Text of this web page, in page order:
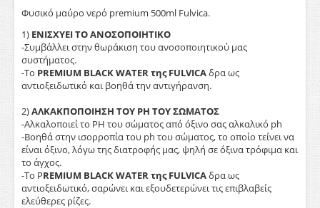
Φυσικό μαύρο νερό premium 500ml Fulvica.
1) ΕΝΙΣΧΥΕΙ ΤΟ ΑΝΟΣΟΠΟΙΗΤΙΚΟ
-Συμβάλλει στην θωράκιση του ανοσοποιητικού μας
συστήματος.
-Το PREMIUM BLACK WATER της FULVICAδρα ως
αντιοξειδωτικό και βοηθά την αντιγήρανση.
2)ΑΛΚΑΚΠΟΠΟΙΗΣΗ ΤΟΥ PH ΤΟΥ ΣΩΜΑΤΟΣ
-Αλκαλοποιεί το PH του σώματος από όξινο σας αλκαλικό ph
-Βοηθά στην ισορροπία του ph του σώματος, το οποίο τείνει να
είναι όξινο, λόγω της διατροφής μας, ψηλή σε όξινα τρόφιμα και
το άγχος.
-Το PREMIUM BLACK WATER της FULVICAδρα ως
αντιοξειδωτικό, σαρώνει και εξουδετερώνει τις επιβλαβείς
ελεύθερες ρίζες.